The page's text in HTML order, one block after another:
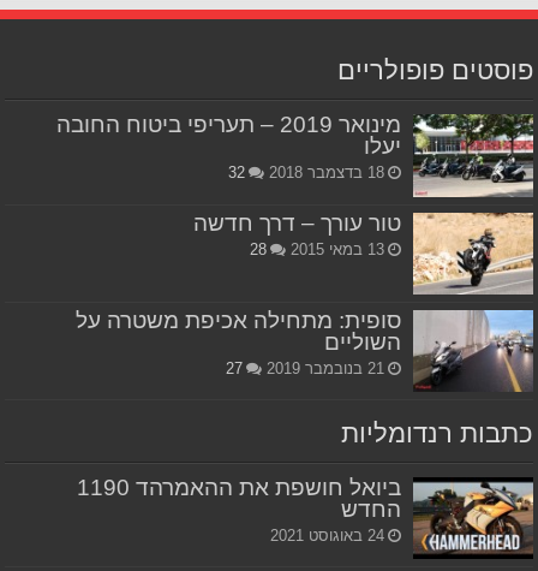
פוסטים פופולריים
מינואר 2019 – תעריפי ביטוח החובה
יעלו
18 בדצמבר 2018 32
טור עורך – דרך חדשה
13 במאי 2015 28
סופית: מתחילה אכיפת משטרה על
השוליים
21 בנובמבר 2019 27
כתבות רנדומליות
ביואל חושפת את ההאמרהד 1190
החדש
24 באוגוסט 2021